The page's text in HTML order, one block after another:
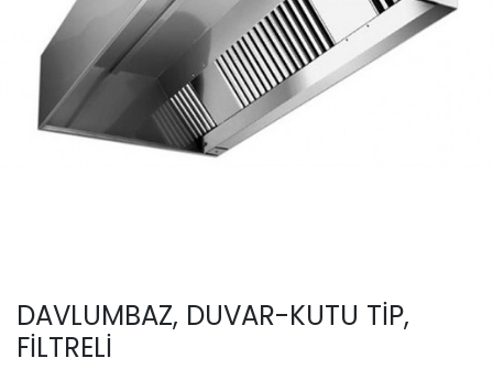
DAVLUMBAZ, DUVAR-KUTU TİP,
FİLTRELİ